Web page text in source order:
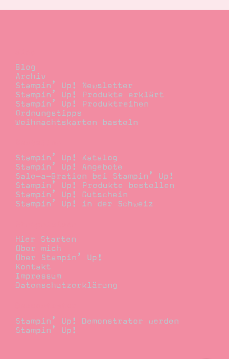
Blog
Archiv
Stampin’ Up! Newsletter
Stampin’ Up! Produkte erklärt
Stampin’ Up! Produktreihen
Ordnungstipps
Weihnachtskarten basteln
Stampin’ Up! Katalog
Stampin’ Up! Angebote
Sale-a-Bration bei Stampin’ Up!
Stampin’ Up! Produkte bestellen
Stampin’ Up! Gutschein
Stampin’ Up! in der Schweiz
Hier Starten
Über mich
Über Stampin’ Up!
Kontakt
Impressum
Datenschutzerklärung
Stampin’ Up! Demonstrator werden
Stampin’ Up!